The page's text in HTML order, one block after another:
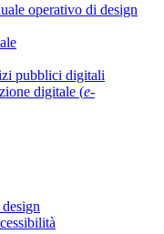
operativo di design
pubblici digitali
digitale (e-